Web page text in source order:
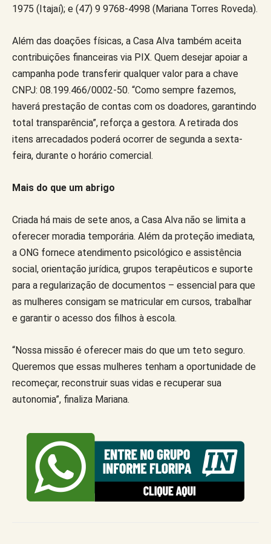
1975 (Itajaí); e (47) 9 9768-4998 (Mariana Torres Roveda).
Além das doações físicas, a Casa Alva também aceita
contribuições financeiras via PIX. Quem desejar apoiar a
campanha pode transferir qualquer valor para a chave
CNPJ: 08.199.466/0002-50. “Como sempre fazemos,
haverá prestação de contas com os doadores, garantindo
total transparência”, reforça a gestora. A retirada dos
itens arrecadados poderá ocorrer de segunda a sexta-
feira, durante o horário comercial.
Mais do que um abrigo
Criada há mais de sete anos, a Casa Alva não se limita a
oferecer moradia temporária. Além da proteção imediata,
a ONG fornece atendimento psicológico e assistência
social, orientação jurídica, grupos terapêuticos e suporte
para a regularização de documentos – essencial para que
as mulheres consigam se matricular em cursos, trabalhar
e garantir o acesso dos filhos à escola.
“Nossa missão é oferecer mais do que um teto seguro.
Queremos que essas mulheres tenham a oportunidade de
recomeçar, reconstruir suas vidas e recuperar sua
autonomia”, finaliza Mariana.